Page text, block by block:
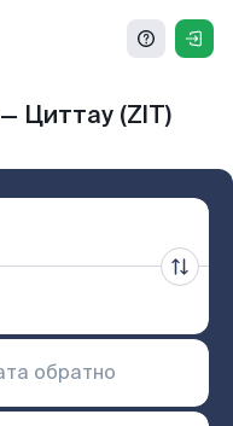
Циттау (ZIT)